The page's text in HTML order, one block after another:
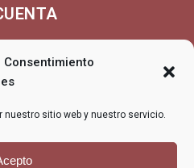
Consentimiento
sitio web y nuestro servicio.
REEMBOLSO